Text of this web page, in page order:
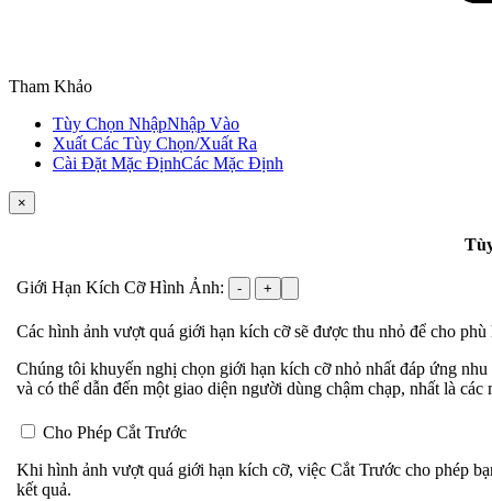
Tham Khảo
Tùy Chọn NhậpNhập Vào
Xuất Các Tùy Chọn/Xuất Ra
Cài Đặt Mặc ĐịnhCác Mặc Định
×
Giới Hạn Kích Cỡ Hình Ảnh: - +
Các hình ảnh vượt quá giới hạn kích cỡ sẽ được thu nhỏ để cho phù
Chúng tôi khuyến nghị chọn giới hạn kích cỡ nhỏ nhất đáp ứng
và có thể dẫn đến một giao diện người dùng chậm chạp, nhất là các
Cho Phép Cắt Trước
Khi hình ảnh vượt quá giới hạn kích cỡ, việc Cắt Trước cho phép
kết quả.